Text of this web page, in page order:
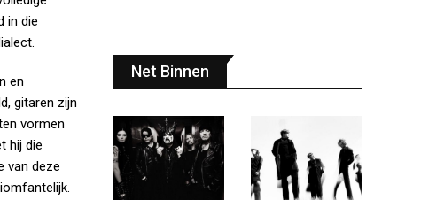
in die
en
gitaren zijn
vormen
hij die
van deze
Net Binnen